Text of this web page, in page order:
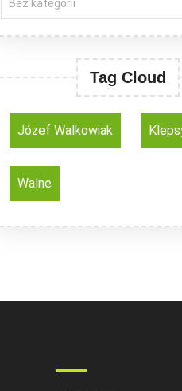
Tag Cloud
Józef Walkowiak
Walne